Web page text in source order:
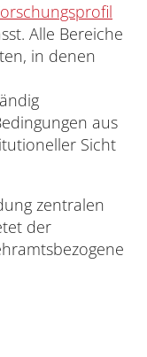
Alle Bereiche
in denen
aus
Sicht
zentralen
der